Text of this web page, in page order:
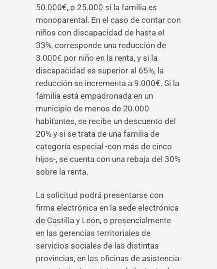
50.000€, o 25.000 si la familia es
monoparental. En el caso de contar con
niños con discapacidad de hasta el
33%, corresponde una reducción de
3.000€ por niño en la renta, y si la
discapacidad es superior al 65%, la
reducción se incrementa a 9.000€. Si la
familia está empadronada en un
municipio de menos de 20.000
habitantes, se recibe un descuento del
20% y si se trata de una familia de
categoría especial -con más de cinco
hijos-, se cuenta con una rebaja del 30%
sobre la renta.
La solicitud podrá presentarse con
firma electrónica en la sede electrónica
de Castilla y León, o presencialmente
en las gerencias territoriales de
servicios sociales de las distintas
provincias, en las oficinas de asistencia